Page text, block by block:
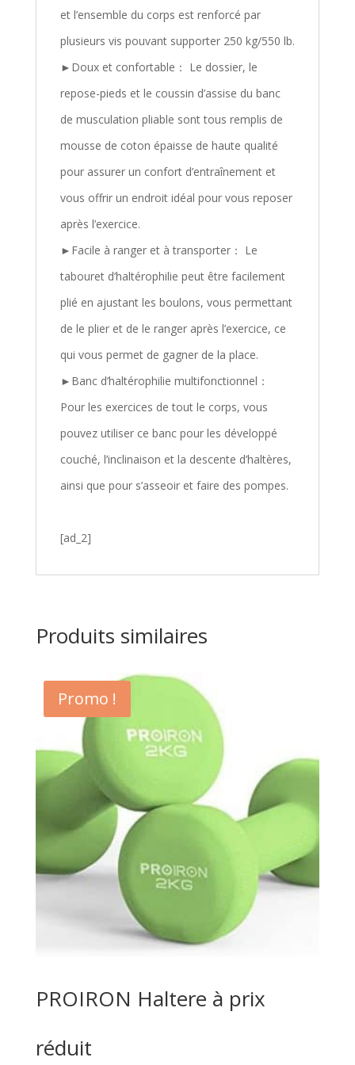
et l’ensemble du corps est renforcé par
plusieurs vis pouvant supporter 250 kg/550 lb.
►Doux et confortable： Le dossier, le
repose-pieds et le coussin d’assise du banc
de musculation pliable sont tous remplis de
mousse de coton épaisse de haute qualité
pour assurer un confort d’entraînement et
vous offrir un endroit idéal pour vous reposer
après l’exercice.
►Facile à ranger et à transporter： Le
tabouret d’haltérophilie peut être facilement
plié en ajustant les boulons, vous permettant
de le plier et de le ranger après l’exercice, ce
qui vous permet de gagner de la place.
►Banc d’haltérophilie multifonctionnel：
Pour les exercices de tout le corps, vous
pouvez utiliser ce banc pour les développé
couché, l’inclinaison et la descente d’haltères,
ainsi que pour s’asseoir et faire des pompes.
[ad_2]
Produits similaires
Promo !
PROIRON Haltere à prix
réduit